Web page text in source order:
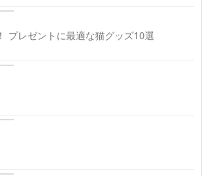
プレゼントに最適な猫グッズ10選